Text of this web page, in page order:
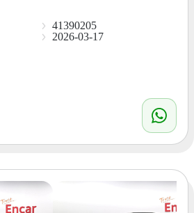
41390205
2026-03-17